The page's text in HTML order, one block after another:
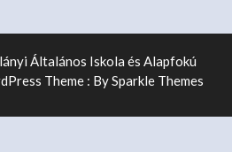
Általános Iskola és Alapfokú
Theme : BySparkle Themes